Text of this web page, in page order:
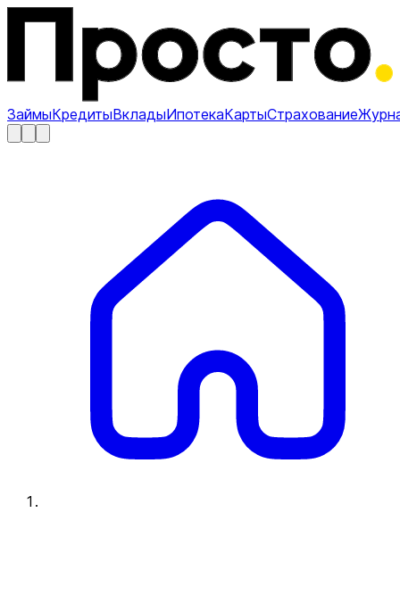
ЗаймыКредитыВкладыИпотекаКартыСтрахование